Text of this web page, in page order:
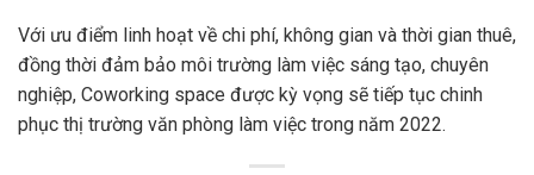
Với ưu điểm linh hoạt về chi phí, không gian và thời gian thuê,
đồng thời đảm bảo môi trường làm việc sáng tạo, chuyên
nghiệp, Coworking space được kỳ vọng sẽ tiếp tục chinh
phục thị trường văn phòng làm việc trong năm 2022.